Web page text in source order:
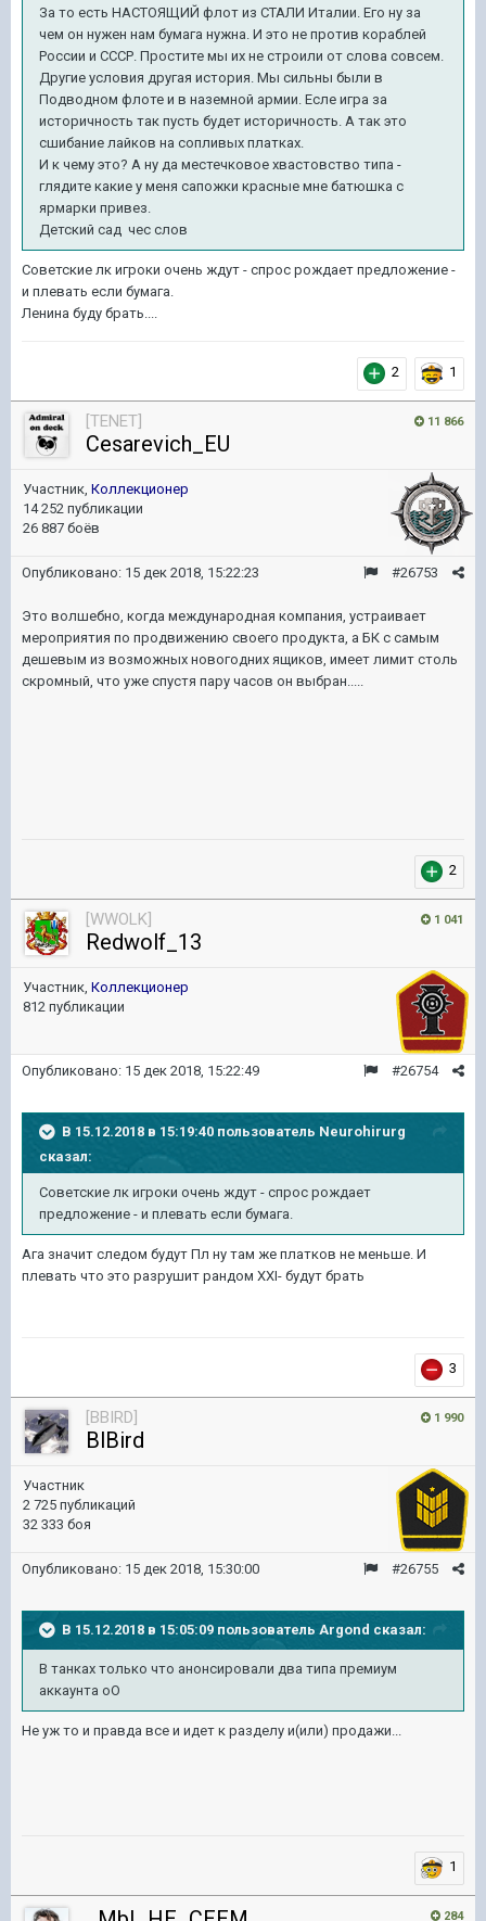
За то есть НАСТОЯЩИЙ флот из СТАЛИ Италии. Его ну за
чем он нужен нам бумага нужна. И это не против кораблей
России и СССР. Простите мы их не строили от слова совсем.
Другие условия другая история. Мы сильны были в
Подводном флоте и в наземной армии. Есле игра за
историчность так пусть будет историчность. А так это
сшибание лайков на сопливых платках.
И к чему это? А ну да местечковое хвастовство типа -
глядите какие у меня сапожки красные мне батюшка с
ярмарки привез.
Детский сад чес слов
Советские лк игроки очень ждут - спрос рождает предложение -
и плевать если бумага.
Ленина буду брать....
2 1
11 866
[TENET]
Cesarevich_EU
Участник, Коллекционер
14 252 публикации
26 887 боёв
#26753
Опубликовано: 15 дек 2018, 15:22:23
Это волшебно, когда международная компания, устраивает
мероприятия по продвижению своего продукта, а БК с самым
дешевым из возможных новогодних ящиков, имеет лимит столь
скромный, что уже спустя пару часов он выбран.....
2
1 041
[WWOLK]
Redwolf_13
Участник, Коллекционер
812 публикации
#26754
Опубликовано: 15 дек 2018, 15:22:49
В 15.12.2018 в 15:19:40 пользователь Neurohirurg
сказал:
Советские лк игроки очень ждут - спрос рождает
предложение - и плевать если бумага.
Ага значит следом будут Пл ну там же платков не меньше. И
плевать что это разрушит рандом XXI- будут брать
3
1 990
[BBIRD]
BlBird
Участник
2 725 публикаций
32 333 боя
#26755
Опубликовано: 15 дек 2018, 15:30:00
В 15.12.2018 в 15:05:09 пользователь Argond сказал:
В танках только что анонсировали два типа премиум
аккаунта оО
Не уж то и правда все и идет к разделу и(или) продажи...
1
284